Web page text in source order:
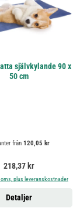
självkylande 90 x
50 cm
från 120,05 kr
Ordinarie pris:
218,37 kr
plus leveranskostnader
Detaljer